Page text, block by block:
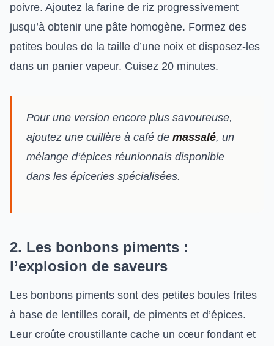
poivre. Ajoutez la farine de riz progressivement
jusqu’à obtenir une pâte homogène. Formez des
petites boules de la taille d’une noix et disposez-les
dans un panier vapeur. Cuisez 20 minutes.
Pour une version encore plus savoureuse,
ajoutez une cuillère à café de massalé, un
mélange d’épices réunionnais disponible
dans les épiceries spécialisées.
2. Les bonbons piments :
l’explosion de saveurs
Les bonbons piments sont des petites boules frites
à base de lentilles corail, de piments et d’épices.
Leur croûte croustillante cache un cœur fondant et